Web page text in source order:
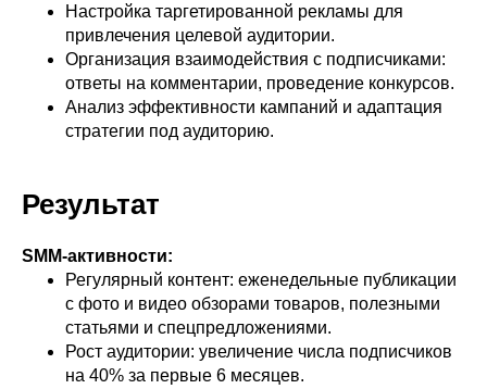
Настройка таргетированной рекламы для
привлечения целевой аудитории.
Организация взаимодействия с подписчиками:
ответы на комментарии, проведение конкурсов.
Анализ эффективности кампаний и адаптация
стратегии под аудиторию.
Результат
SMM-активности:
Регулярный контент: еженедельные публикации
с фото и видео обзорами товаров, полезными
статьями и спецпредложениями.
Рост аудитории: увеличение числа подписчиков
на 40% за первые 6 месяцев.